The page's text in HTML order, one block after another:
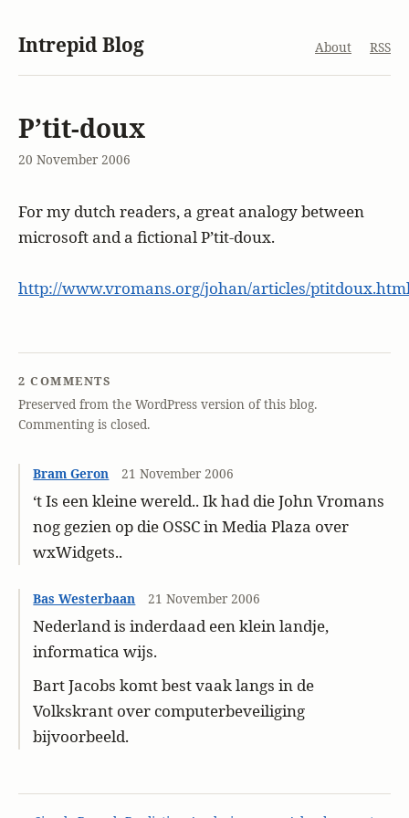
Intrepid Blog About RSS
P’tit-doux
20 November 2006
For my dutch readers, a great analogy between
microsoft and a fictional P’tit-doux.
http://www.vromans.org/johan/articles/
2 COMMENTS
Preserved from the WordPress version of this blog.
Commenting is closed.
Bram Geron 21 November 2006
‘t Is een kleine wereld.. Ik had die John Vromans
nog gezien op die OSSC in Media Plaza over
wxWidgets..
Bas Westerbaan 21 November 2006
Nederland is inderdaad een klein landje,
informatica wijs.
Bart Jacobs komt best vaak langs in de
Volkskrant over computerbeveiliging
bijvoorbeeld.